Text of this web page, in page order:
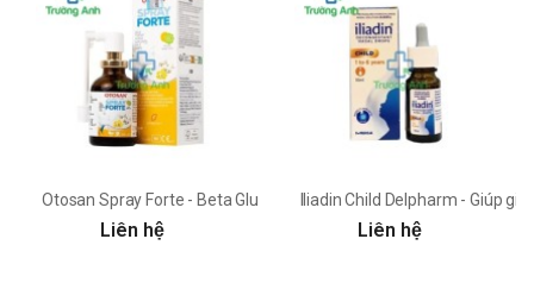
Otosan Spray Forte - Beta Glucan Otosan
Liên hệ
Iliadin Child Delpharm - Giúp
Liên hệ